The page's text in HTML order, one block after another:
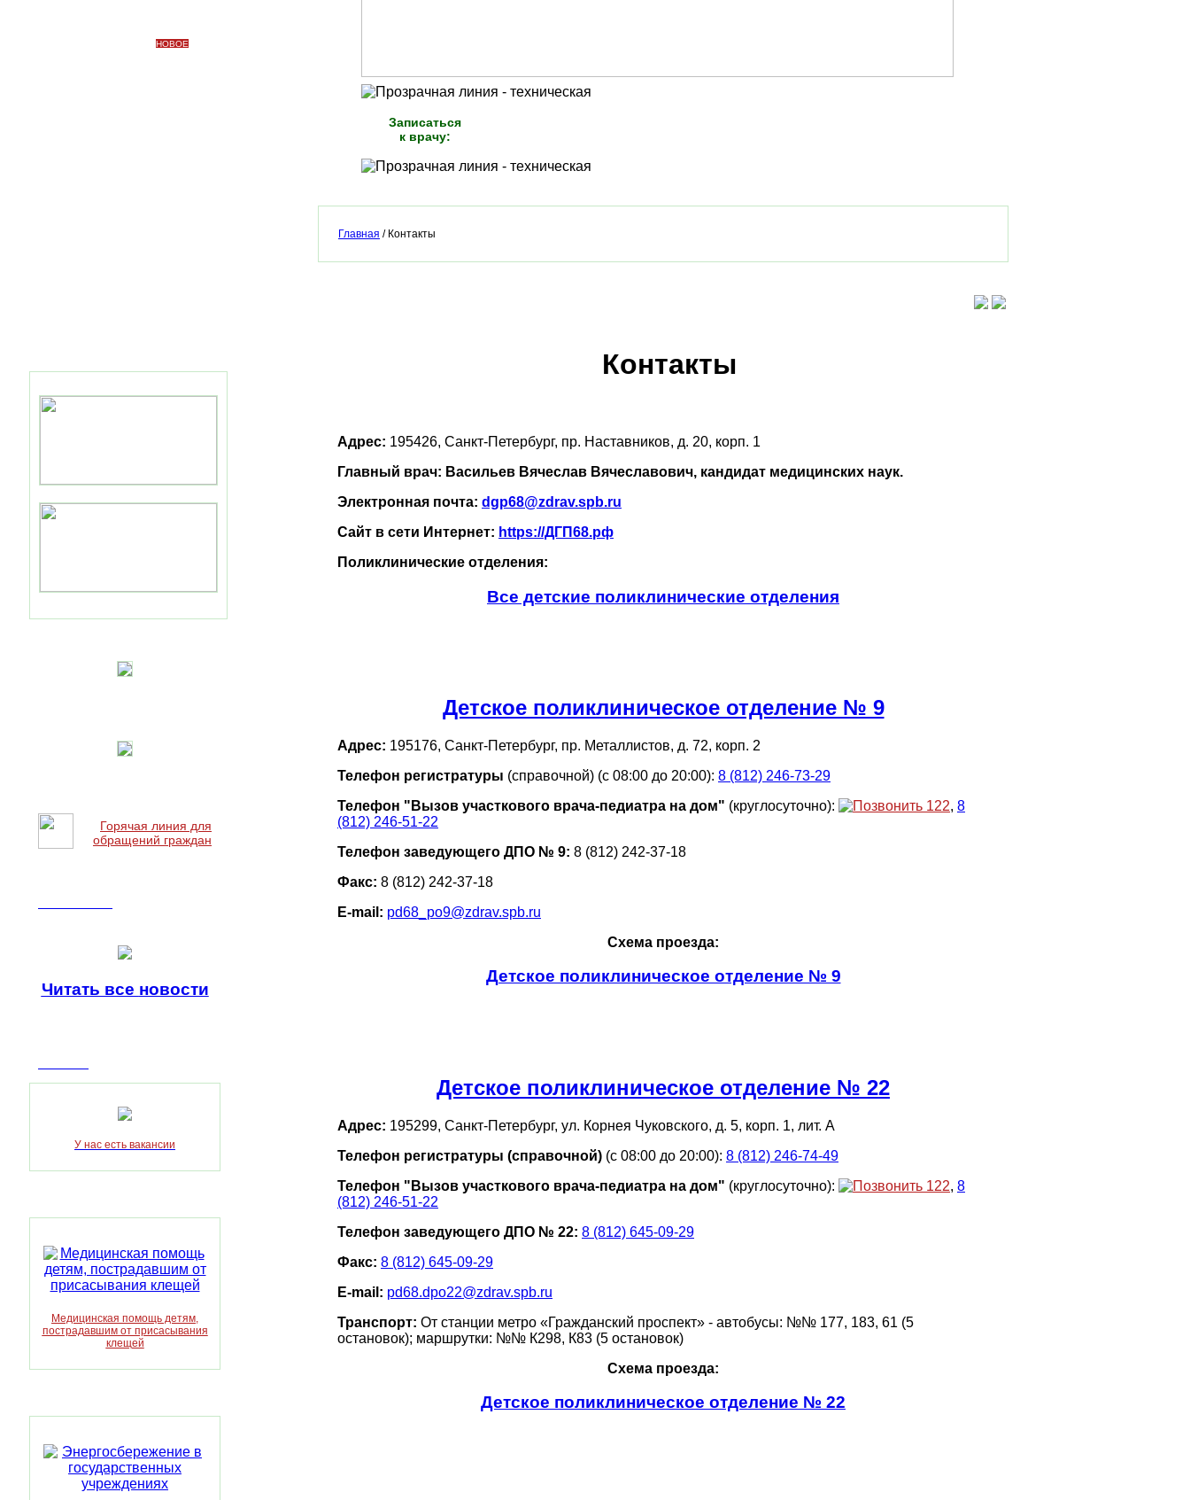
НОВОЕ
Записаться
к врачу:
Горячая линия для
обращений граждан
Читать все новости
У нас есть вакансии
Медицинская помощь детям,
пострадавшим от присасывания
клещей
Главная / Контакты
Контакты
Адрес: 195426, Санкт-Петербург, пр. Наставников, д. 20, корп. 1
Главный врач: Васильев Вячеслав Вячеславович, кандидат медицинских наук.
Электронная почта: dgp68@zdrav.spb.ru
Сайт в сети Интернет: https://ДГП68.рф
Поликлинические отделения:
Все детские поликлинические отделения
Детское поликлиническое отделение № 9
Адрес: 195176, Санкт-Петербург, пр. Металлистов, д. 72, корп. 2
Телефон регистратуры (справочной) (с 08:00 до 20:00): 8 (812) 246-73-29
Телефон "Вызов участкового врача-педиатра на дом" (круглосуточно): 122, 8
(812) 246-51-22
Телефон заведующего ДПО № 9: 8 (812) 242-37-18
Факс: 8 (812) 242-37-18
E-mail: pd68_po9@zdrav.spb.ru
Схема проезда:
Детское поликлиническое отделение № 9
Детское поликлиническое отделение № 22
Адрес: 195299, Санкт-Петербург, ул. Корнея Чуковского, д. 5, корп. 1, лит. А
Телефон регистратуры (справочной) (с 08:00 до 20:00): 8 (812) 246-74-49
Телефон "Вызов участкового врача-педиатра на дом" (круглосуточно): 122, 8
(812) 246-51-22
Телефон заведующего ДПО № 22: 8 (812) 645-09-29
Факс: 8 (812) 645-09-29
E-mail: pd68.dpo22@zdrav.spb.ru
Транспорт: От станции метро «Гражданский проспект» - автобусы: №№ 177, 183, 61 (5
остановок); маршрутки: №№ К298, К83 (5 остановок)
Схема проезда:
Детское поликлиническое отделение № 22